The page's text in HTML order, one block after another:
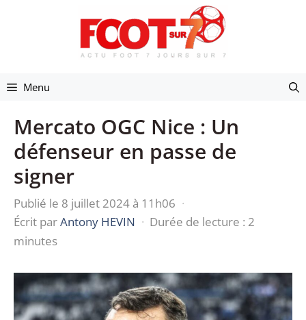
Menu
Mercato OGC Nice : Un
défenseur en passe de
signer
Publié le 8 juillet 2024 à 11h06 ·
Écrit parAntony HEVIN · Durée de lecture : 2
minutes